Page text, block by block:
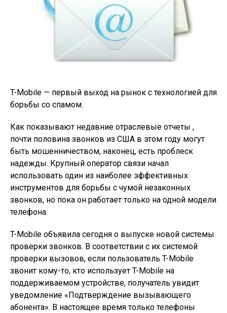
T-Mobile — первый выход на рынок с технологией для
борьбы со спамом.
Как показывают недавние отраслевые отчеты ,
почти половина звонков из США в этом году могут
быть мошенничеством, наконец, есть проблеск
надежды. Крупный оператор связи начал
использовать один из наиболее эффективных
инструментов для борьбы с чумой незаконных
звонков, но пока он работает только на одной модели
телефона.
T-Mobile объявила сегодня о выпуске новой системы
проверки звонков. В соответствии с их системой
проверки вызовов, если пользователь T-Mobile
звонит кому-то, кто использует T-Mobile на
поддерживаемом устройстве, получатель увидит
уведомление «Подтверждение вызывающего
абонента». В настоящее время только телефоны